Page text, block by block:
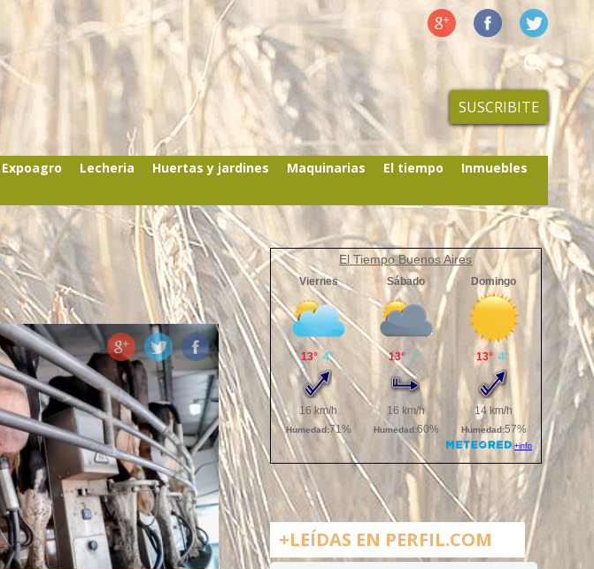
SUSCRIBITE
Expoagro Lecheria Huertas y jardines Maquinarias El tiempo
Inmuebles
El Tiempo Buenos Aires
+LEÍDAS EN PERFIL.COM